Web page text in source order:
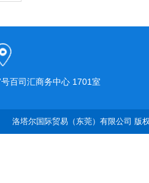
百司汇商务中心 1701室
洛塔尔国际贸易（东莞）有限公司 版